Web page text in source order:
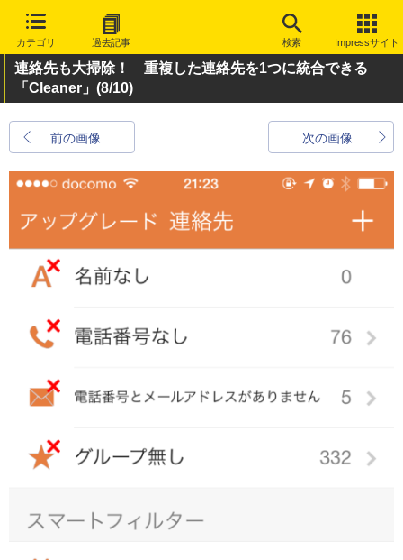
カテゴリ 過去記事 検索 Impressサイト
連絡先も大掃除！ 重複した連絡先を1つに統合できる
「Cleaner」 (8/10)
前の画像 次の画像